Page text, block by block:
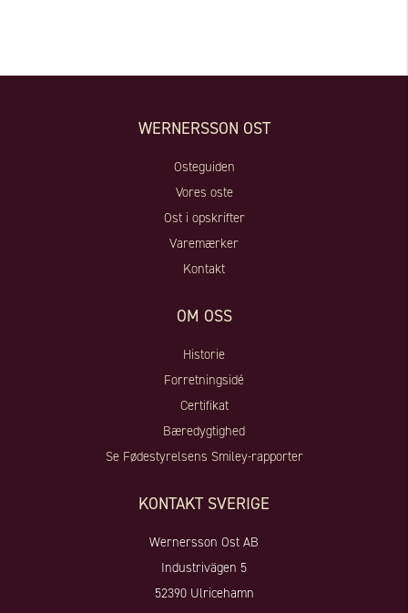
WERNERSSON OST
Osteguiden
Vores oste
Ost i opskrifter
Varemærker
Kontakt
OM OSS
Historie
Forretningsidé
Certifikat
Bæredygtighed
Se Fødestyrelsens Smiley-rapporter
KONTAKT SVERIGE
Wernersson Ost AB
Industrivägen 5
52390 Ulricehamn